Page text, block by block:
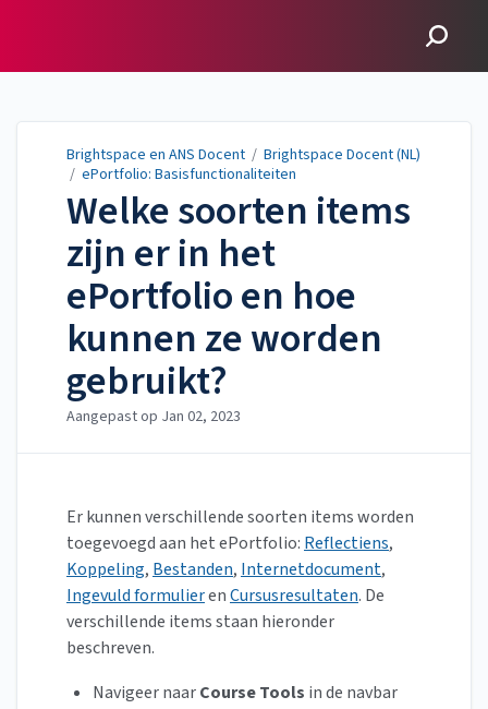
Brightspace en ANS Docent / Brightspace Docent (NL)
/ ePortfolio: Basisfunctionaliteiten
Welke soorten items
zijn er in het
ePortfolio en hoe
kunnen ze worden
gebruikt?
Aangepast op Jan 02, 2023
Er kunnen verschillende soorten items worden
toegevoegd aan het ePortfolio: Reflectiens,
Koppeling, Bestanden, Internetdocument,
Ingevuld formulierenCursusresultaten. De
verschillende items staan hieronder
beschreven.
Navigeer naarCourse Tools in de navbar